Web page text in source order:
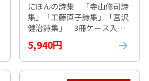
にほんの詩集 「寺山修司詩
集」「工藤直子詩集」「宮沢
健治詩集」 3冊ケース入り
5,940円